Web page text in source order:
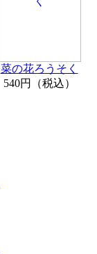
菜の花ろうそく
540円（税込）